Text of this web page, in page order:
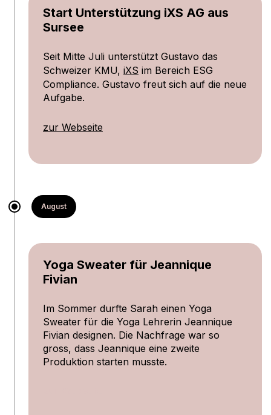
Start Unterstützung iXS AG aus
Sursee
Seit Mitte Juli unterstützt Gustavo das
Schweizer KMU, iXS im Bereich ESG
Compliance. Gustavo freut sich auf die neue
Aufgabe.
zur Webseite
August
Yoga Sweater für Jeannique
Fivian
Im Sommer durfte Sarah einen Yoga
Sweater für die Yoga Lehrerin Jeannique
Fivian designen. Die Nachfrage war so
gross, dass Jeannique eine zweite
Produktion starten musste.